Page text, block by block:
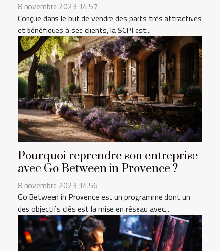
8 novembre 2023 14:57
Conçue dans le but de vendre des parts très attractives
et bénéfiques à ses clients, la SCPI est...
Pourquoi reprendre son entreprise
avec Go Between in Provence ?
8 novembre 2023 14:56
Go Between in Provence est un programme dont un
des objectifs clés est la mise en réseau avec...